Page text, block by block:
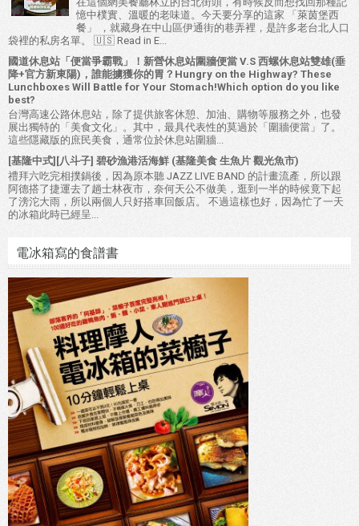
憶中樸實、溫暖的老味道。今天要分享的這家 「萊茵堡西
餐」 ，就藏身在中山區伊通街的巷弄裡，是許多老台北人口
袋裡的私房名單。 🇺🇸 Read in E...
國道休息站「便當爭霸戰」！新營休息站圍牆便當 V.S 西螺休息站雙雄(垂
降+官方新東陽)，誰能擄獲你的胃？Hungry on the Highway? These
Lunchboxes Will Battle for Your Stomach!Which option do you like
best?
台灣高速公路休息站，除了提供旅客休憩、加油、購物等服務之外，也發
展出獨特的「美食文化」。其中，最具代表性的莫過於「圍牆便當」了。
這些隱藏版的庶民美食，通常位於休息站圍牆...
[基隆中式][八斗子] 碧砂漁港活海鮮 (基隆美食 生魚片 觀光魚市)
禮拜六吃完相撲鍋後，因為原本聽 JAZZ LIVE BAND 的計畫流產，所以跟
阿德搭了捷運去了趟士林夜市，奈何天公不做美，逛到一半的時候竟下起
了滂沱大雨，所以兩個人只好搭車回飯店。 不過這樣也好，因為忙了一天
的冰箱此時已經呈...
電冰箱寫的食譜書